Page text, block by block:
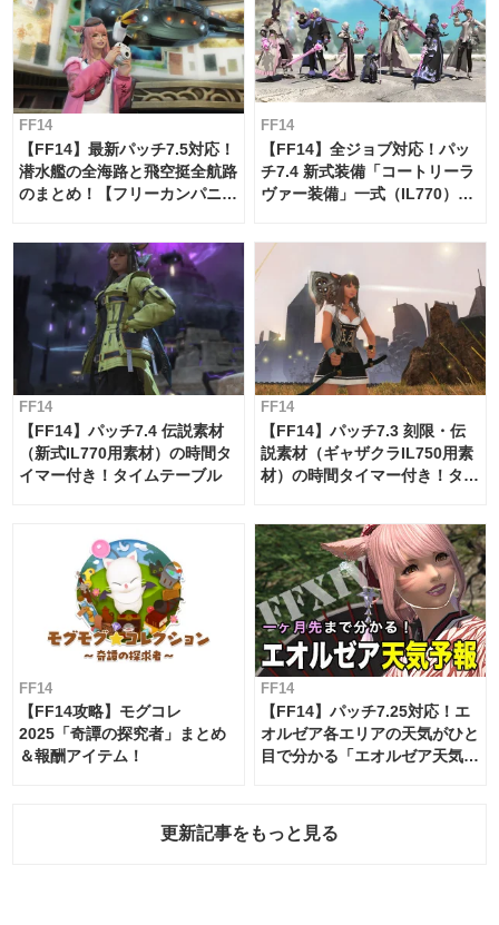
FF14
【FF14】最新パッチ7.5対応！
潜水艦の全海路と飛空挺全航路
のまとめ！【フリーカンパニ
FF14
【FF14】全ジョブ対応！パッ
チ7.4 新式装備「コートリーラ
ヴァー装備」一式（IL770）の
FF14
【FF14】パッチ7.4 伝説素材
（新式IL770用素材）の時間タ
イマー付き！タイムテーブル
FF14
【FF14】パッチ7.3 刻限・伝
説素材（ギャザクラIL750用素
材）の時間タイマー付き！タイ
FF14
【FF14攻略】モグコレ
2025「奇譚の探究者」まとめ
＆報酬アイテム！
FF14
【FF14】パッチ7.25対応！エ
オルゼア各エリアの天気がひと
目で分かる「エオルゼア天気予
更新記事をもっと見る